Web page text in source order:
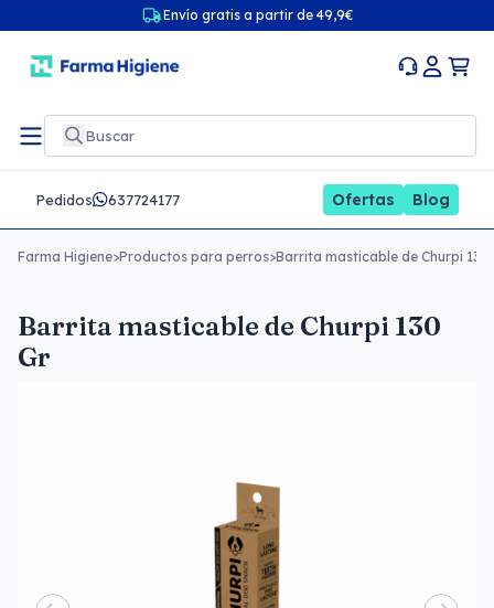
Envío gratis a partir de 49,9€
Pedidos 637724177 Ofertas Blog
Farma Higiene>Productos para perros>Barrita masticable de Churpi 130
Barrita masticable de Churpi 130
Gr